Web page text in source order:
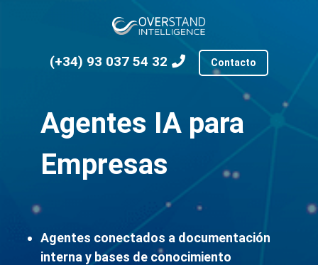
(+34) 93 037 54 32 Contacto
Agentes IA para
Empresas
Agentes conectados a documentación
interna y bases de conocimiento